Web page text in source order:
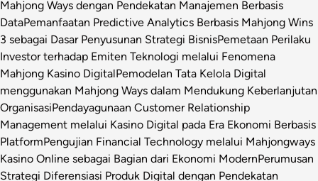
Mahjong Ways dengan Pendekatan Manajemen Berbasis
DataPemanfaatan Predictive Analytics Berbasis Mahjong Wins
3 sebagai Dasar Penyusunan Strategi BisnisPemetaan Perilaku
Investor terhadap Emiten Teknologi melalui Fenomena
Mahjong Kasino DigitalPemodelan Tata Kelola Digital
menggunakan Mahjong Ways dalam Mendukung Keberlanjutan
OrganisasiPendayagunaan Customer Relationship
Management melalui Kasino Digital pada Era Ekonomi Berbasis
PlatformPengujian Financial Technology melalui Mahjongways
Kasino Online sebagai Bagian dari Ekonomi ModernPerumusan
Strategi Diferensiasi Produk Digital dengan Pendekatan